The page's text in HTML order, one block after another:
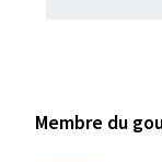
Membre du